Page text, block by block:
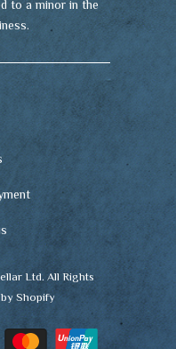
to a minor in the
Ltd. All Rights
Shopify